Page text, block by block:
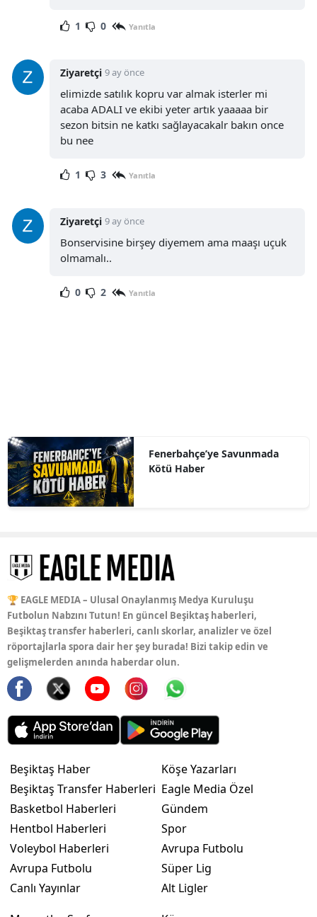
1 0 Yanıtla
Ziyaretçi 9 ay önce
elimizde satılık kopru var almak isterler mi
acaba ADALI ve ekibi yeter artık yaaaaa bir
sezon bitsin ne katkı sağlayacakalr bakın once
bu nee
1 3 Yanıtla
Ziyaretçi 9 ay önce
Bonservisine birşey diyemem ama maaşı uçuk
olmamalı..
0 2 Yanıtla
Fenerbahçe’ye Savunmada
Kötü Haber
🏆 EAGLE MEDIA – Ulusal Onaylanmış Medya Kuruluşu
Futbolun Nabzını Tutun! En güncel Beşiktaş haberleri,
Beşiktaş transfer haberleri, canlı skorlar, analizler ve özel
röportajlarla spora dair her şey burada! Bizi takip edin ve
gelişmelerden anında haberdar olun.
Beşiktaş Haber
Beşiktaş Transfer Haberleri
Basketbol Haberleri
Hentbol Haberleri
Voleybol Haberleri
Avrupa Futbolu
Canlı Yayınlar
Köşe Yazarları
Eagle Media Özel
Gündem
Spor
Avrupa Futbolu
Süper Lig
Alt Ligler